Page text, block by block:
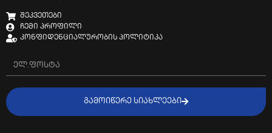
შეკვეთები
ჩემი პროფილი
კონფიდენციალურობის პოლიტიკა
ᲒᲐᲛᲝᲘᲬᲔᲠᲔ ᲡᲘᲐᲮᲚᲔᲔᲑᲘ